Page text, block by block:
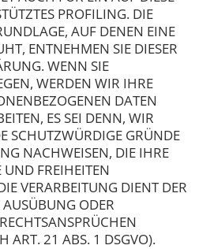
PROFILING. DIE
AUF DENEN EINE
ENTNEHMEN SIE DIESER
WENN SIE
WERDEN WIR IHRE
DATEN
ES SEI DENN, WIR
SCHUTZWÜRDIGE GRÜNDE
NACHWEISEN, DIE IHRE
UND FREIHEITEN
VERARBEITUNG DIENT DER
ODER
ART. 21 ABS. 1 DSGVO).